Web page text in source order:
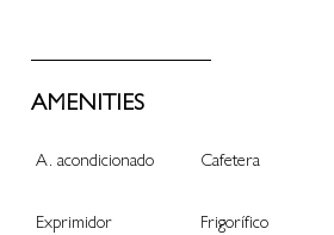
AMENITIES
A. acondicionado Cafetera
Exprimidor Frigorífico